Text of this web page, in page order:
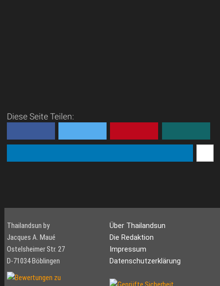
Diese Seite Teilen:
Thailandsun by
Jacques A. Maué
Ostelsheimer Str. 27
D-71034 Böblingen
Über Thailandsun
Die Redaktion
Impressum
Datenschutzerklärung